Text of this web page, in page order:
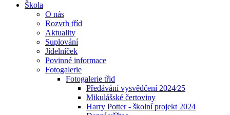
Škola
O nás
Rozvrh tříd
Aktuality
Suplování
Jídelníček
Povinné informace
Fotogalerie
Fotogalerie třid
Předávání vysvědčení 2024⁄25
Mikulášské čertoviny
Harry Potter - školní projekt 2024